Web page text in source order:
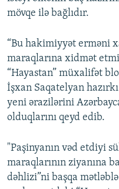
mövqe ilə bağlıdır.
“Bu hakimiyyət erməni
maraqlarına xidmət
“Hayastan” müxalifət
İşxan Saqatelyan
yeni ərazilərini
olduqlarını qeyd edib.
"Paşinyanın vəd etdiyi
maraqlarının ziyanına
dəhlizi”ni başqa